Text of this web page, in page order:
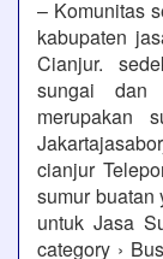
– Komunitas
kabupaten
Cianjur.
sungai dan
merupakan
cianjur
sumur buatan
untuk Jasa
category ›